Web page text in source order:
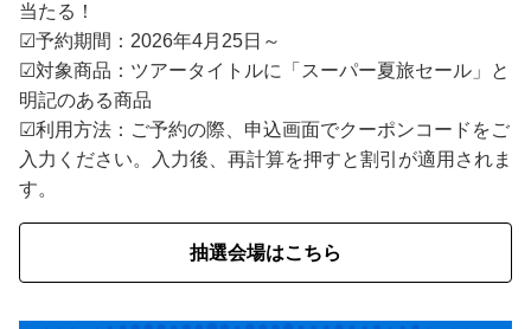
当たる！
☑予約期間：2026年4月25日～
☑対象商品：ツアータイトルに「スーパー夏旅セール」と
明記のある商品
☑利用方法：ご予約の際、申込画面でクーポンコードをご
入力ください。入力後、再計算を押すと割引が適用されま
す。
抽選会場はこちら